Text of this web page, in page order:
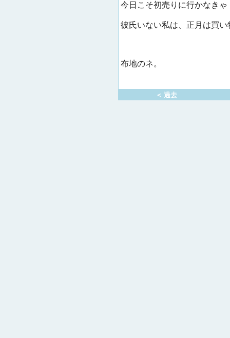
今日こそ初売りに行かなきゃ
彼氏いない私は、正月は買い
布地のネ。
＜ 過去